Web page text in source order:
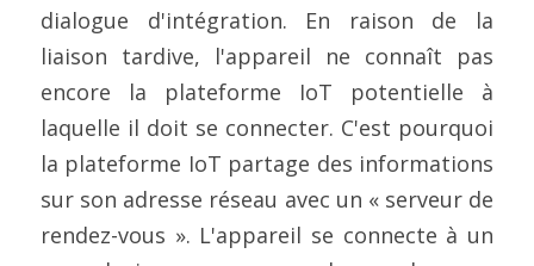
dialogue d'intégration. En raison de la
liaison tardive, l'appareil ne connaît pas
encore la plateforme IoT potentielle à
laquelle il doit se connecter. C'est pourquoi
la plateforme IoT partage des informations
sur son adresse réseau avec un « serveur de
rendez-vous ». L'appareil se connecte à un